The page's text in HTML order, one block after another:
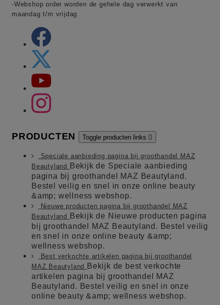
-Webshop order worden de gehele dag verwerkt van
maandag t/m vrijdag
PRODUCTEN Toggle producten links 
Speciale aanbieding pagina bij groothandel MAZ
Beautyland
Bekijk de Speciale aanbieding
pagina bij groothandel MAZ Beautyland.
Bestel veilig en snel in onze online beauty
&amp; wellness webshop.
Nieuwe producten pagina bij groothandel MAZ
Beautyland
Bekijk de Nieuwe producten pagina
bij groothandel MAZ Beautyland. Bestel veilig
en snel in onze online beauty &amp;
wellness webshop.
Best verkochte artikelen pagina bij groothandel
MAZ Beautyland
Bekijk de best verkochte
artikelen pagina bij groothandel MAZ
Beautyland. Bestel veilig en snel in onze
online beauty &amp; wellness webshop.